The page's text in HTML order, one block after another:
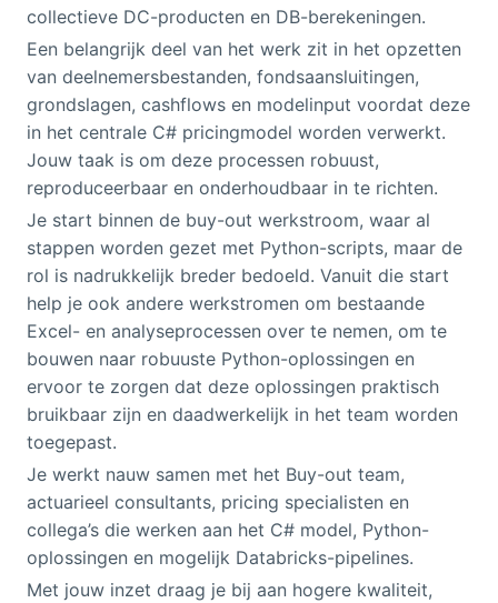
collectieve DC-producten en DB-berekeningen.
Een belangrijk deel van het werk zit in het opzetten
van deelnemersbestanden, fondsaansluitingen,
grondslagen, cashflows en modelinput voordat deze
in het centrale C# pricingmodel worden verwerkt.
Jouw taak is om deze processen robuust,
reproduceerbaar en onderhoudbaar in te richten.
Je start binnen de buy-out werkstroom, waar al
stappen worden gezet met Python-scripts, maar de
rol is nadrukkelijk breder bedoeld. Vanuit die start
help je ook andere werkstromen om bestaande
Excel- en analyseprocessen over te nemen, om te
bouwen naar robuuste Python-oplossingen en
ervoor te zorgen dat deze oplossingen praktisch
bruikbaar zijn en daadwerkelijk in het team worden
toegepast.
Je werkt nauw samen met het Buy-out team,
actuarieel consultants, pricing specialisten en
collega’s die werken aan het C# model, Python-
oplossingen en mogelijk Databricks-pipelines.
Met jouw inzet draag je bij aan hogere kwaliteit,